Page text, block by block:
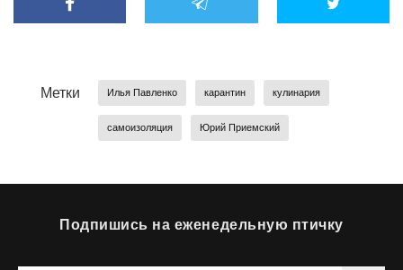
Метки Илья Павленко карантин кулинария
самоизоляция Юрий Приемский
Подпишись на еженедельную птичку